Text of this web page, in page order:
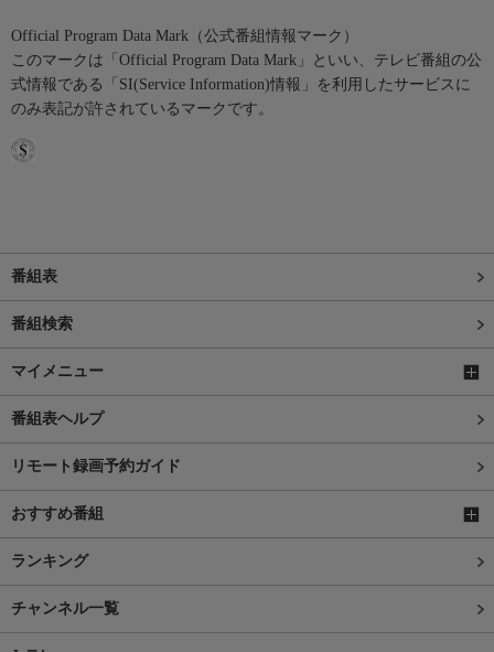
Official Program Data Mark（公式番組情報マーク）
このマークは「Official Program Data Mark」といい、テレビ番組の公
式情報である「SI(Service Information)情報」を利用したサービスに
のみ表記が許されているマークです。
番組表
番組検索
マイメニュー
番組表ヘルプ
リモート録画予約ガイド
おすすめ番組
ランキング
チャンネル一覧